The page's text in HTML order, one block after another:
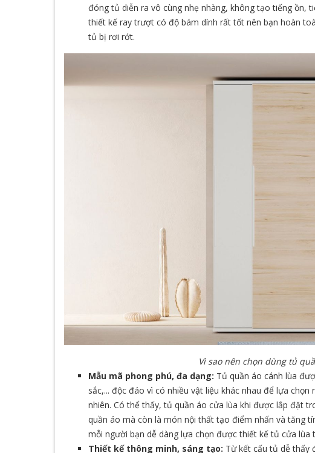
đóng tủ diễn ra vô cùng nhẹ nhàng, không tạo tiếng ồn,
thiết kế ray trượt có độ bám dính rất tốt nên bạn hoàn
tủ bị rơi rớt.
Vì sao nên chọn dùng tủ
Mẫu mã phong phú, đa dạng: Tủ quần áo cánh lùa
sắc,... độc đáo vì có nhiều vật liệu khác nhau để lựa
nhiên. Có thể thấy, tủ quần áo cửa lùa khi được lắp đặt
quần áo mà còn là món nội thất tạo điểm nhấn và tăng
mỗi người bạn dễ dàng lựa chọn được thiết kế tủ cửa lùa
Thiết kế thông minh, sáng tạo: Từ kết cấu tủ dễ thấy